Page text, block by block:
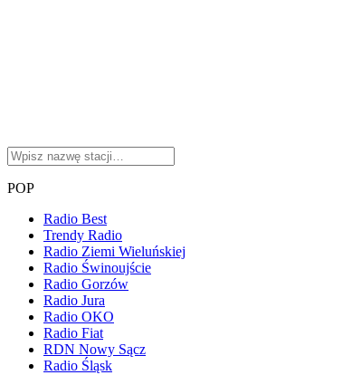
POP
Radio Best
Trendy Radio
Radio Ziemi Wieluńskiej
Radio Świnoujście
Radio Gorzów
Radio Jura
Radio OKO
Radio Fiat
RDN Nowy Sącz
Radio Śląsk